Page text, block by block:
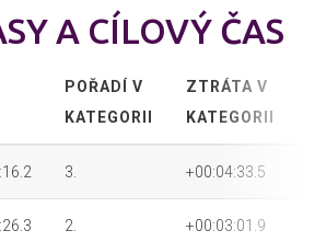
A CÍLOVÝ ČAS
POŘADÍ V
KATEGORII
ZTRÁTA V
KATEGORII
3. +00:04:33.5
2. +00:03:01.9